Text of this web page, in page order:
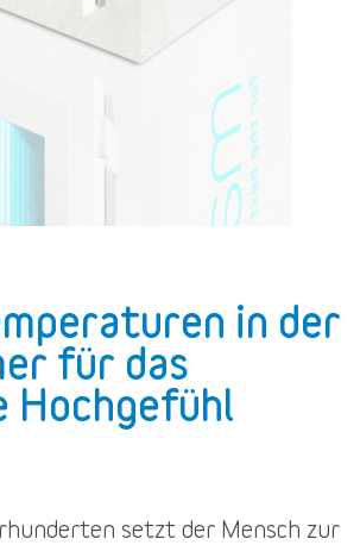
in der
für das
setzt der Mensch zur